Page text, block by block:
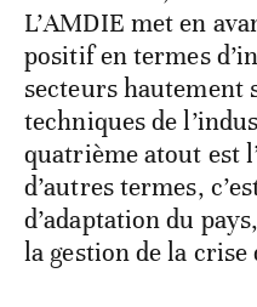
L’AMDIE met en
positif en termes
secteurs hautement
techniques de
quatrième atout est
d’autres termes,
d’adaptation du
la gestion de la crise